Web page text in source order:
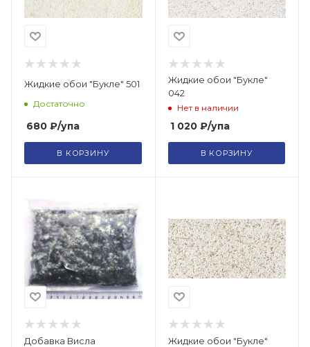
Жидкие обои "Букле" 501
Достаточно
680 ₽/упа
В КОРЗИНУ
Жидкие обои "Букле"
042
Нет в наличии
1 020₽/упа
В КОРЗИНУ
Добавка Висла
Жидкие обои "Букле"